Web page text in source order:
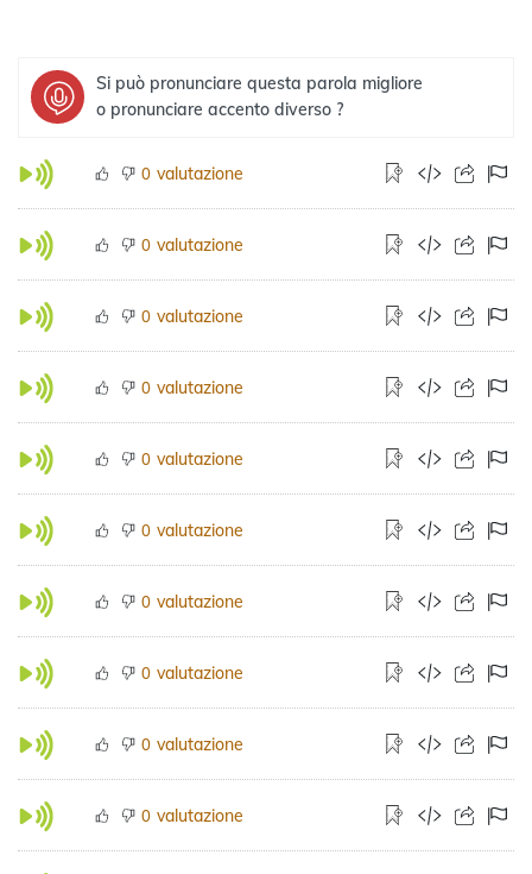
Si può pronunciare questa parola migliore
o pronunciare accento diverso ?
0 valutazione
0 valutazione
0 valutazione
0 valutazione
0 valutazione
0 valutazione
0 valutazione
0 valutazione
0 valutazione
0 valutazione